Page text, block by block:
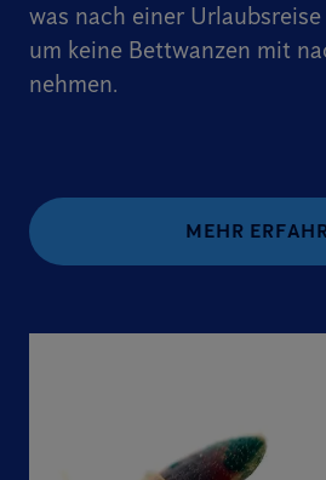
was nach einer
um keine Bettwanzen mit
nehmen.
MEHR